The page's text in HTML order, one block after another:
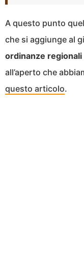
A questo punto
che si aggiunge al
ordinanze regionali
all’aperto che
questo articolo.